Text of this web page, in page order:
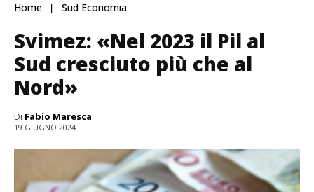
Home Sud Economia
Svimez: «Nel 2023 il Pil al
Sud cresciuto più che al
Nord»
Di Fabio Maresca
19 GIUGNO 2024